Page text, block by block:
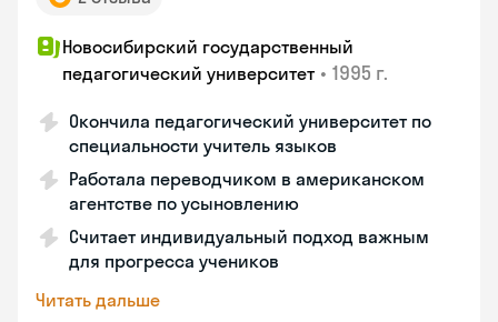
Новосибирский государственный
педагогический университет • 1995 г.
Окончила педагогический университет по
специальности учитель языков
Работала переводчиком в американском
агентстве по усыновлению
Считает индивидуальный подход важным
для прогресса учеников
Читать дальше